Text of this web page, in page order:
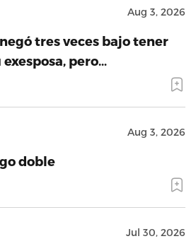
Aug 3, 2026
tres veces bajo tener
pero…
Aug 3, 2026
doble
Jul 30, 2026